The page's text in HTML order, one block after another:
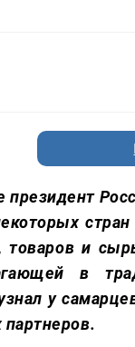
товаров и
в
у